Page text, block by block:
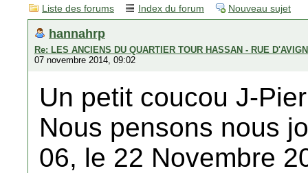
Liste des forums Index du forum Nouveau sujet
hannahrp
Re: LES ANCIENS DU QUARTIER TOUR HASSAN - RUE
07 novembre 2014, 09:02
Un petit coucou J-
Nous pensons nous
06, le 22 Novembre